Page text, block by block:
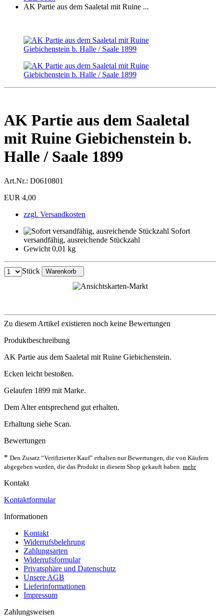
AK Partie aus dem Saaletal mit Ruine ...
AK Partie aus dem Saaletal
mit Ruine Giebichenstein b.
Halle / Saale 1899
Art.Nr.: D0610801
EUR 4,00
zzgl. Versandkosten
Sofort
versandfähig, ausreichende Stückzahl
Gewicht 0,01 kg
Stück Warenkorb
Zu diesem Artikel existieren noch keine Bewertungen
Produktbeschreibung
AK Partie aus dem Saaletal mit Ruine Giebichenstein.
Ecken leicht bestoßen.
Gelaufen 1899 mit Marke.
Dem Alter entsprechend gut erhalten.
Erhaltung siehe Scan.
Bewertungen
* Den Zusatz “Verifizierter Kauf” erhalten nur Bewertungen, die von Käufern
abgegeben wurden, die das Produkt in diesem Shop gekauft haben. mehr
Kontakt
Kontaktformular
Informationen
Kontakt
Widerrufsbelehrung
Zahlungsarten
Widerrufsformular
Privatsphäre und Datenschutz
Unsere AGB
Lieferinformationen
Impressum
Zahlungsweisen